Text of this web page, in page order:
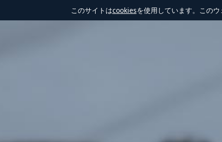
このサイトはcookiesを使用しています。この